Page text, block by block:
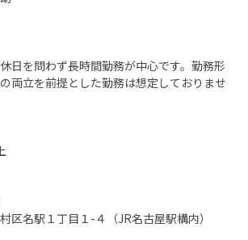
日を問わず長時間勤務が中心です。勤務形
両立を前提とした勤務は想定しておりませ
区名駅１丁目１-４（JR名古屋駅構内）